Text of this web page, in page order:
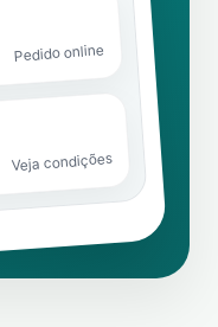
Pedido online
Veja condições